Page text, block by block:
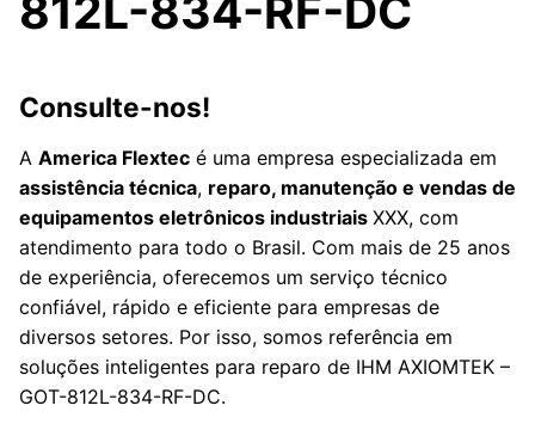
Consulte-nos!
A America Flextec é uma empresa especializada em
assistência técnica, reparo, manutenção e vendas de
equipamentos eletrônicos industriais XXX, com
atendimento para todo o Brasil. Com mais de 25 anos
de experiência, oferecemos um serviço técnico
confiável, rápido e eficiente para empresas de
diversos setores. Por isso, somos referência em
soluções inteligentes para reparo de IHM AXIOMTEK –
GOT-812L-834-RF-DC.